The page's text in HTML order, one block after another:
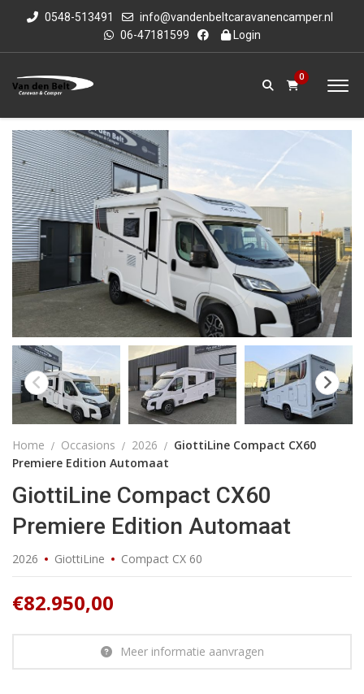
0548-513491
info@vandenbeltcaravanencamper.nl
06-47181599
Login
0
Home Occasions 2026
GiottiLine Compact CX60
Premiere Edition Automaat
GiottiLine Compact CX60
Premiere Edition Automaat
2026 GiottiLine Compact CX 60
€82.950,00
Meer informatie aanvragen